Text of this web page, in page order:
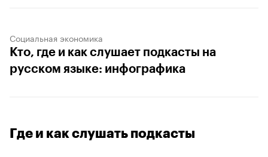
Социальная экономика
Кто, где и как слушает подкасты на
русском языке: инфографика
Где и как слушать подкасты